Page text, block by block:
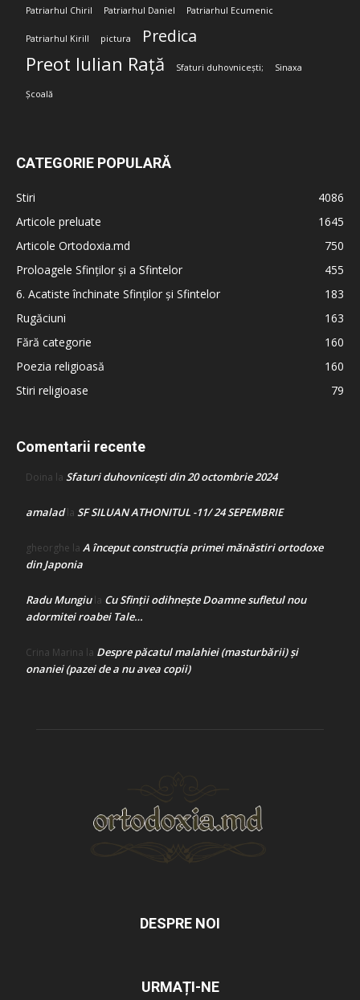
Patriarhul Chiril Patriarhul Daniel Patriarhul Ecumenic
Patriarhul Kirill pictura Predica
Preot Iulian Rață Sfaturi duhovnicești; Sinaxa
Școală
CATEGORIE POPULARĂ
Stiri
4086
Articole preluate
1645
Articole Ortodoxia.md
750
Proloagele Sfinților și a Sfintelor
455
6. Acatiste închinate Sfinților și Sfintelor
183
Rugăciuni
163
Fără categorie
160
Poezia religioasă
160
Stiri religioase
79
Comentarii recente
Doina la Sfaturi duhovnicești din 20 octombrie 2024
amaladla SF SILUAN ATHONITUL -11/ 24 SEPEMBRIE
gheorghe la A început construcţia primei mănăstiri ortodoxe
din Japonia
Radu Mungiula Cu Sfinții odihnește Doamne sufletul nou
adormitei roabei Tale…
Crina Marina la Despre păcatul malahiei (masturbării) şi
onaniei (pazei de a nu avea copii)
DESPRE NOI
URMAȚI-NE